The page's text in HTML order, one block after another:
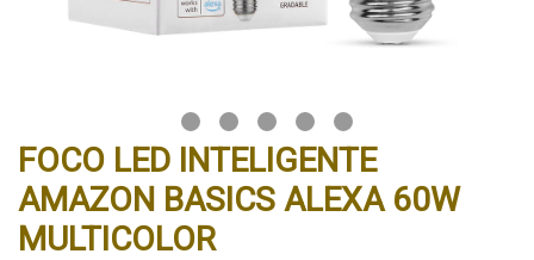
FOCO LED INTELIGENTE
AMAZON BASICS ALEXA 60W
MULTICOLOR